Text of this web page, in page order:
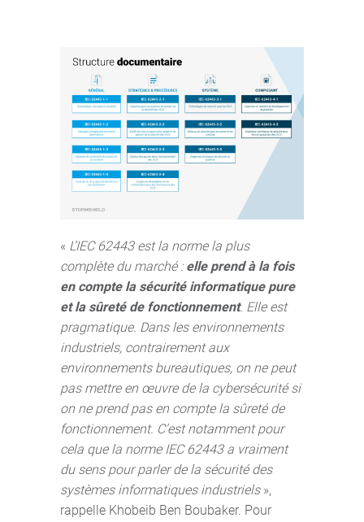
« L’IEC 62443 est la norme la plus
complète du marché : elle prend à la fois
en compte la sécurité informatique pure
et la sûreté de fonctionnement. Elle est
pragmatique. Dans les environnements
industriels, contrairement aux
environnements bureautiques, on ne peut
pas mettre en œuvre de la cybersécurité si
on ne prend pas en compte la sûreté de
fonctionnement. C’est notamment pour
cela que la norme IEC 62443 a vraiment
du sens pour parler de la sécurité des
systèmes informatiques industriels»,
rappelle Khobeib Ben Boubaker. Pour